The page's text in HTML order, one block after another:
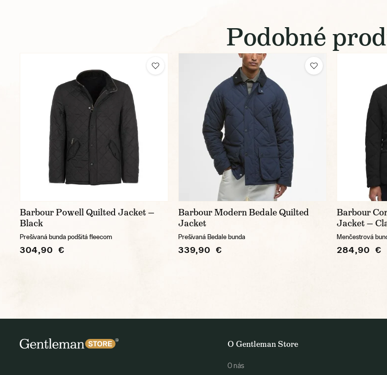
Podobné
Barbour Powell Quilted Jacket —
Black
Prešívaná bunda podšitá fleecom
304,90 €
Barbour Modern Bedale Quilted
Jacket
Prešívaná Bedale bunda
339,90 €
Barbour
Jacket —
Menčestrová
284,90 €
O Gentleman Store
O nás